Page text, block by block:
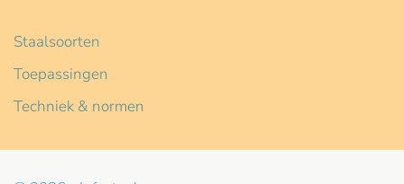
Staalsoorten
Toepassingen
Techniek & normen